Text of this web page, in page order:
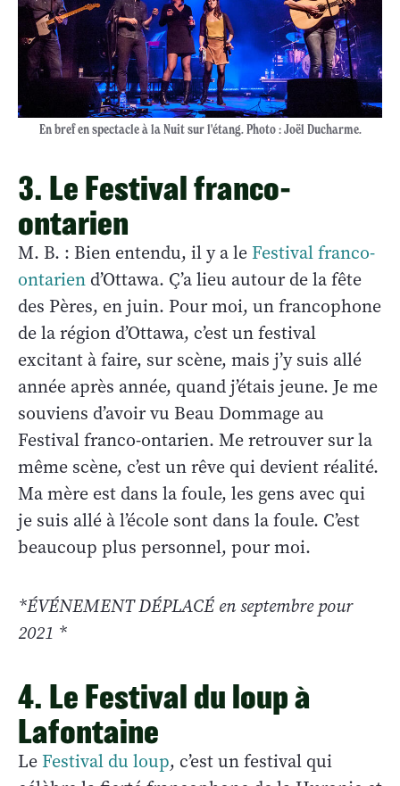
En bref en spectacle à la Nuit sur l'étang. Photo : Joël Ducharme.
3. Le Festival franco-
ontarien
M. B. : Bien entendu, il y a le Festival franco-
ontarien d’Ottawa. Ç’a lieu autour de la fête
des Pères, en juin. Pour moi, un francophone
de la région d’Ottawa, c’est un festival
excitant à faire, sur scène, mais j’y suis allé
année après année, quand j’étais jeune. Je me
souviens d’avoir vu Beau Dommage au
Festival franco-ontarien. Me retrouver sur la
même scène, c’est un rêve qui devient réalité.
Ma mère est dans la foule, les gens avec qui
je suis allé à l’école sont dans la foule. C’est
beaucoup plus personnel, pour moi.
*ÉVÉNEMENT DÉPLACÉ en septembre pour
2021 *
4. Le Festival du loup à
Lafontaine
Le Festival du loup, c’est un festival qui